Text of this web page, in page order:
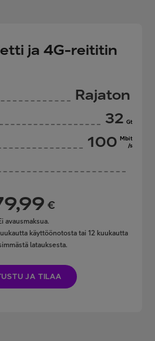
ja 4G-reititin
Rajaton
32 Gt
100 Mbit
/s
€
avausmaksua.
käyttöönotosta tai 12 kuukautta
latauksesta.
JA TILAA